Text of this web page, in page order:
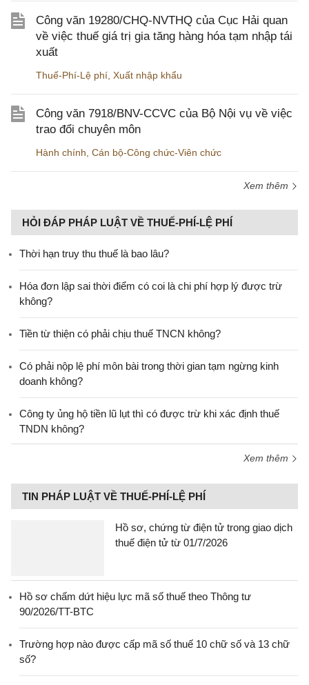
Công văn 19280/CHQ-NVTHQ của Cục Hải quan
về việc thuế giá trị gia tăng hàng hóa tạm nhập tái
xuất
Thuế-Phí-Lệ phí Xuất nhập khẩu
Công văn 7918/BNV-CCVC của Bộ Nội vụ về việc
trao đổi chuyên môn
Hành chính Cán bộ-Công chức-Viên chức
Xem thêm
HỎI ĐÁP PHÁP LUẬT VỀ THUẾ-PHÍ-LỆ PHÍ
Thời hạn truy thu thuế là bao lâu?
Hóa đơn lập sai thời điểm có coi là chi phí hợp lý được trừ
không?
Tiền từ thiện có phải chịu thuế TNCN không?
Có phải nộp lệ phí môn bài trong thời gian tạm ngừng kinh
doanh không?
Công ty ủng hộ tiền lũ lụt thì có được trừ khi xác định thuế
TNDN không?
Xem thêm
TIN PHÁP LUẬT VỀ THUẾ-PHÍ-LỆ PHÍ
Hồ sơ, chứng từ điện tử trong giao dịch
thuế điện tử từ 01/7/2026
Hồ sơ chấm dứt hiệu lực mã số thuế theo Thông tư
90/2026/TT-BTC
Trường hợp nào được cấp mã số thuế 10 chữ số và 13 chữ
số?